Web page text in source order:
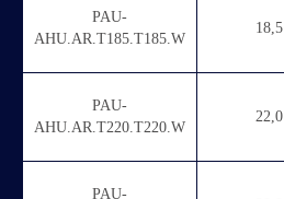
PAU-
AHU.AR.T185.T185.W
18,5
PAU-
AHU.AR.T220.T220.W
22,0
PAU-